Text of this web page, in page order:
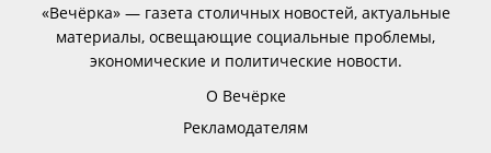
«Вечёрка» — газета столичных новостей, актуальные
материалы, освещающие социальные проблемы,
экономические и политические новости.
О Вечёрке
Рекламодателям